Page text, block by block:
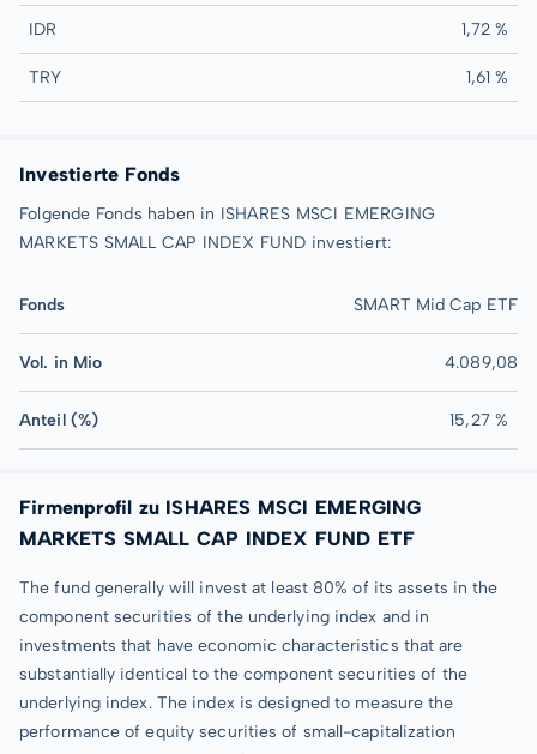
IDR 1,72 %
TRY 1,61 %
Investierte Fonds
Folgende Fonds haben in ISHARES MSCI EMERGING
MARKETS SMALL CAP INDEX FUND investiert:
Fonds SMART Mid Cap ETF
Vol. in Mio 4.089,08
Anteil (%) 15,27 %
Firmenprofil zu ISHARES MSCI EMERGING
MARKETS SMALL CAP INDEX FUND ETF
The fund generally will invest at least 80% of its assets in the
component securities of the underlying index and in
investments that have economic characteristics that are
substantially identical to the component securities of the
underlying index. The index is designed to measure the
performance of equity securities of small-capitalization